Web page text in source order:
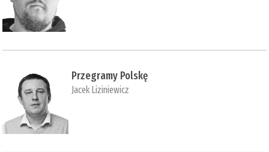
Przegramy Polskę
Jacek Liziniewicz